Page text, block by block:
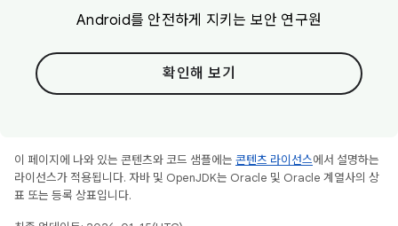
Android를 안전하게 지키는 보안 연구원
확인해 보기
이 페이지에 나와 있는 콘텐츠와 코드 샘플에는 콘텐츠 라이선스에서 설명하는
라이선스가 적용됩니다. 자바 및 OpenJDK는 Oracle 및 Oracle 계열사의 상
표 또는 등록 상표입니다.